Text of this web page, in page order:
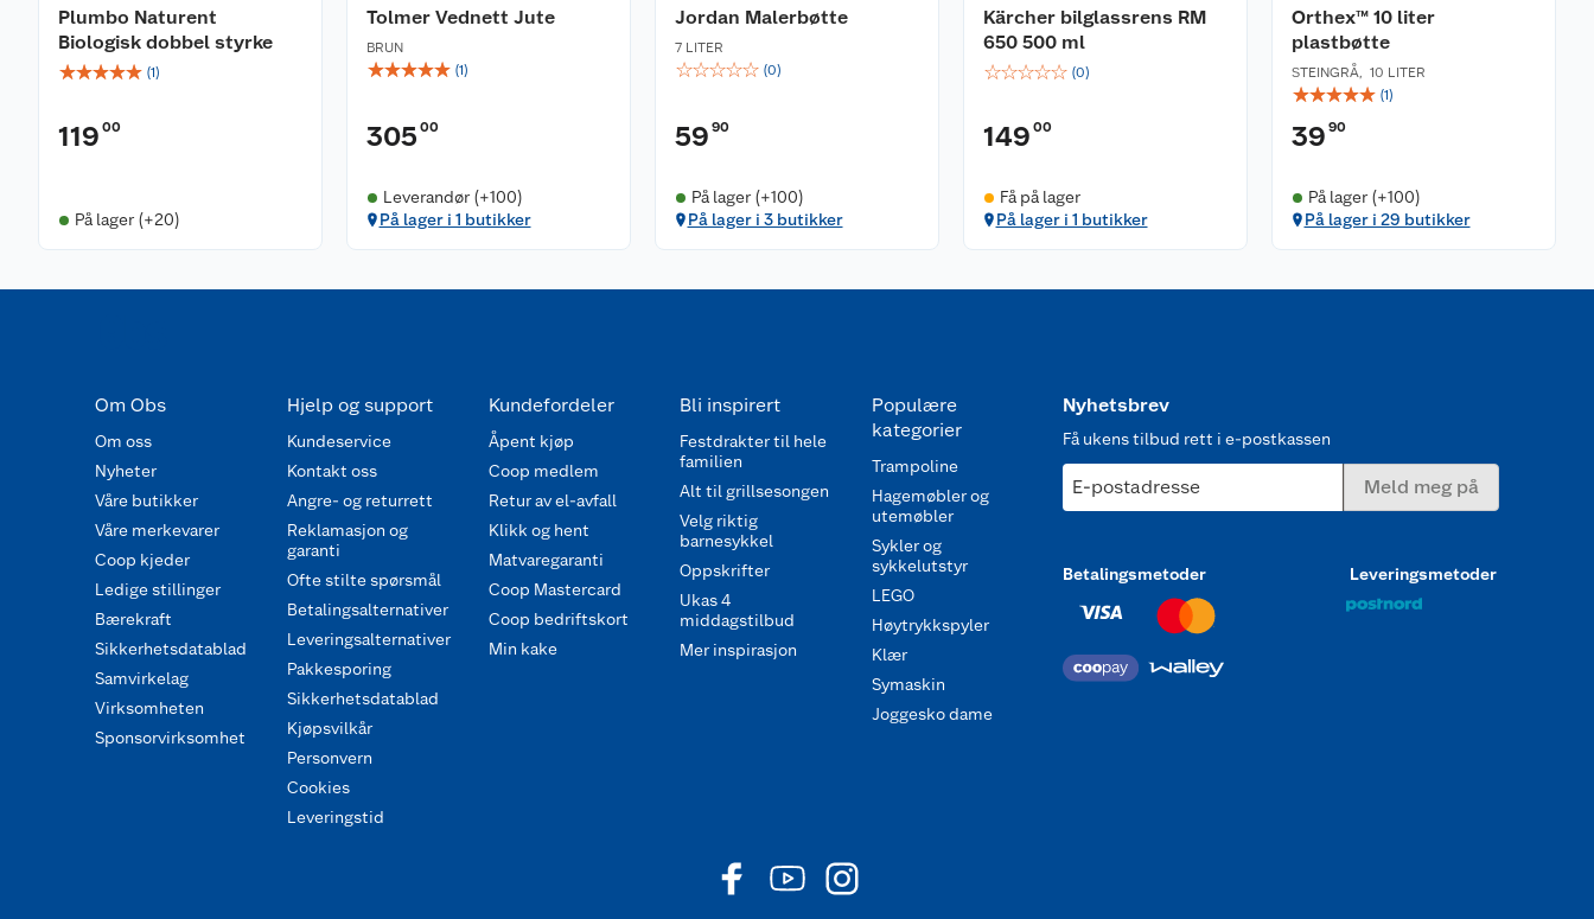
Plumbo Naturent
Biologisk dobbel styrke
☆☆☆☆☆ (1)
119 00
På lager (+20)
Tolmer Vednett Jute
BRUN
☆☆☆☆☆ (1)
305 00
Leverandør (+100)
På lager i 1 butikker
Jordan Malerbøtte
7 LITER
☆☆☆☆☆ (0)
59 90
På lager (+100)
På lager i 3 butikker
Kärcher bilglassrens RM
650 500 ml
☆☆☆☆☆ (0)
149 00
Få på lager
På lager i 1 butikker
Orthex™ 10 liter
plastbøtte
STEINGRÅ, 10 LITER
☆☆☆☆☆ (1)
39 90
På lager (+100)
På lager i 29 butikker
Om Obs
Om oss
Nyheter
Våre butikker
Våre merkevarer
Coop kjeder
Ledige stillinger
Bærekraft
Sikkerhetsdatablad
Samvirkelag
Virksomheten
Sponsorvirksomhet
Hjelp og support
Kundeservice
Kontakt oss
Angre- og returrett
Reklamasjon og
garanti
Ofte stilte spørsmål
Betalingsalternativer
Leveringsalternativer
Pakkesporing
Sikkerhetsdatablad
Kjøpsvilkår
Personvern
Cookies
Leveringstid
Kundefordeler
Åpent kjøp
Coop medlem
Retur av el-avfall
Klikk og hent
Matvaregaranti
Coop Mastercard
Coop bedriftskort
Min kake
Bli inspirert
Festdrakter til hele
familien
Alt til grillsesongen
Velg riktig
barnesykkel
Oppskrifter
Ukas 4
middagstilbud
Mer inspirasjon
Populære
kategorier
Trampoline
Hagemøbler og
utemøbler
Sykler og
sykkelutstyr
LEGO
Høytrykkspyler
Klær
Symaskin
Joggesko dame
Nyhetsbrev
Få ukens tilbud rett i e-postkassen
E-postadresse Meld meg på
Betalingsmetoder Leveringsmetoder